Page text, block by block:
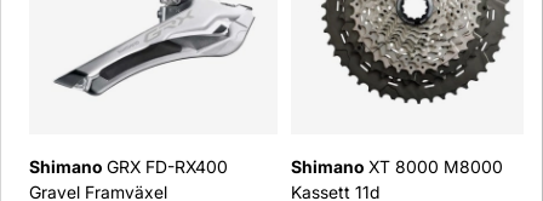
Shimano GRX FD-RX400
Gravel Framväxel
Shimano XT 8000 M8000
Kassett 11d